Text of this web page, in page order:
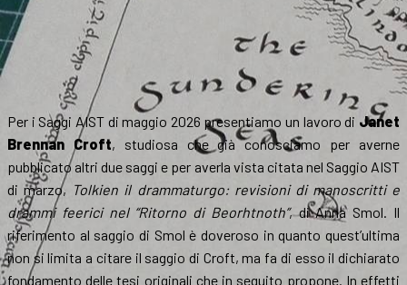
Per i Saggi AIST di maggio 2026 presentiamo un lavoro di Janet
Brennan Croft, studiosa che già conosciamo per averne
pubblicato altri due saggi e per averla vista citata nel Saggio AIST
di marzo, Tolkien il drammaturgo: revisioni di manoscritti e
drammi feerici nel “Ritorno di Beorhtnoth”, di Anna Smol. Il
riferimento al saggio di Smol è doveroso in quanto quest’ultima
non si limita a citare il saggio di Croft, ma fa di esso il dichiarato
fondamento delle tesi originali che in seguito propone. In effetti